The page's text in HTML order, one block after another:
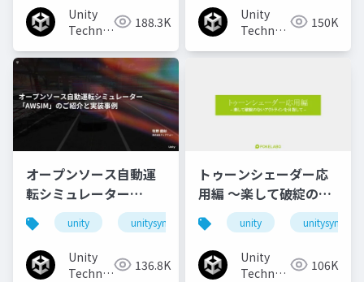
Unity
Technologies188.3K
Unity
Technologies150K
オープンソース自動運
転シミュレーター
「AWSIM」のご紹介と
実装事例
unity unitysync
Unity
Technologies136.8K
トゥーンシェーダー応
用編 ～楽して破綻のな
いアウトラインを目指
して～
unity unitysync
Unity
Technologies106K